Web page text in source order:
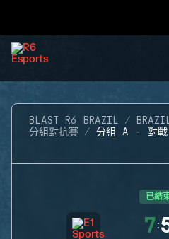
BLAST R6 BRAZIL
分組對抗賽
分組 A - 對戰
已結
7: